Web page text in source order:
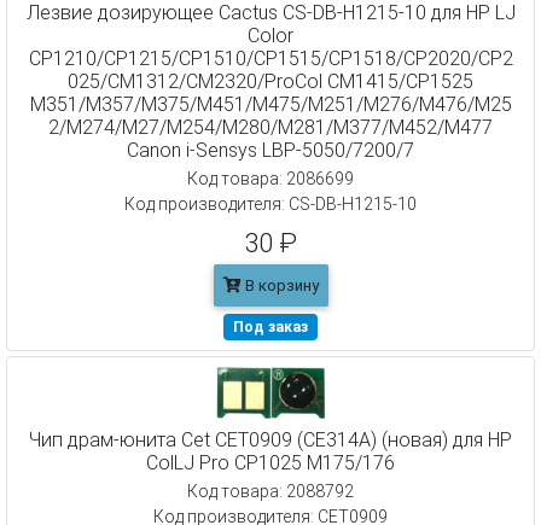
Лезвие дозирующее Cactus CS-DB-H1215-10 для HP LJ
Color
CP1210/CP1215/CP1510/CP1515/CP1518/CP2020/CP2
025/CM1312/CM2320/ProCol CM1415/CP1525
M351/M357/M375/M451/M475/M251/M276/M476/M25
2/M274/M27/M254/M280/M281/M377/M452/M477
Canon i-Sensys LBP-5050/7200/7
Код товара: 2086699
Код производителя: CS-DB-H1215-10
30 ₽
В корзину
Под заказ
Чип драм-юнита Cet CET0909 (CE314A) (новая) для HP
ColLJ Pro CP1025 M175/176
Код товара: 2088792
Код производителя: CET0909